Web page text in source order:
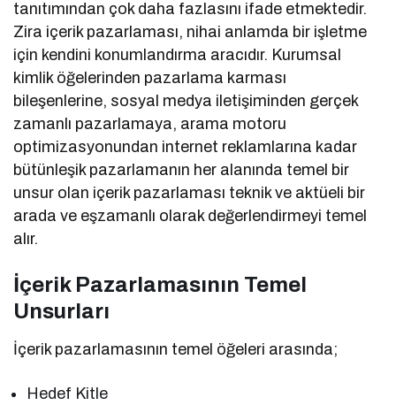
tanıtımından çok daha fazlasını ifade etmektedir.
Zira içerik pazarlaması, nihai anlamda bir işletme
için kendini konumlandırma aracıdır. Kurumsal
kimlik öğelerinden pazarlama karması
bileşenlerine, sosyal medya iletişiminden gerçek
zamanlı pazarlamaya, arama motoru
optimizasyonundan internet reklamlarına kadar
bütünleşik pazarlamanın her alanında temel bir
unsur olan içerik pazarlaması teknik ve aktüeli bir
arada ve eşzamanlı olarak değerlendirmeyi temel
alır.
İçerik Pazarlamasının Temel
Unsurları
İçerik pazarlamasının temel öğeleri arasında;
Hedef Kitle